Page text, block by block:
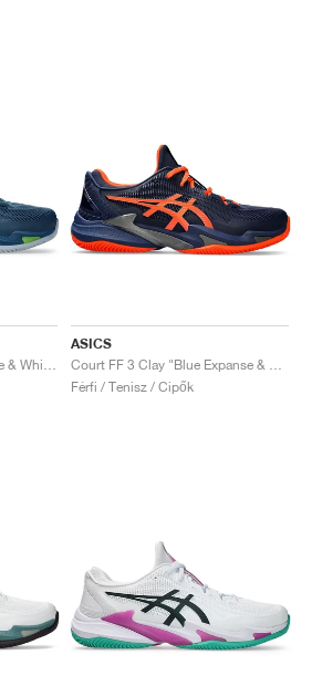
ASICS
Férfi / Tenisz / Cipők